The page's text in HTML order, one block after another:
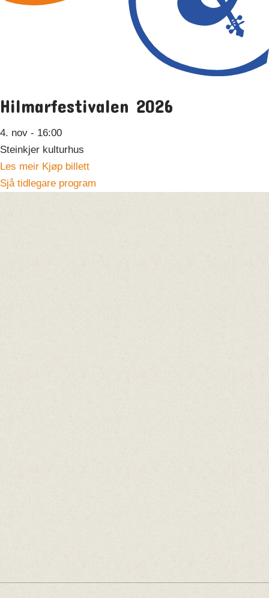
Hilmarfestivalen 2026
4. nov - 16:00
Steinkjer kulturhus
Les meir Kjøp billett
Sjå tidlegare program